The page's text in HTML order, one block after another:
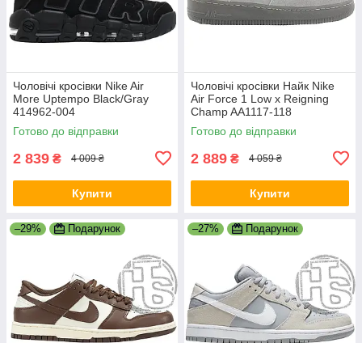
Чоловічі кросівки Nike Air
More Uptempo Black/Gray
414962-004
Готово до відправки
2 839 ₴ 4 009 ₴
Купити
Чоловічі кросівки Найк Nike
Air Force 1 Low x Reigning
Champ AA1117-118
Готово до відправки
2 889 ₴ 4 059 ₴
Купити
–29% Подарунок –27% Подарунок